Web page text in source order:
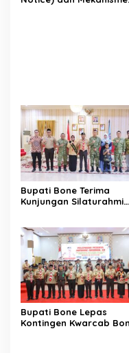
Bupati Bone Terima
Kunjungan Silaturahmi
Bupati Bone Lepas
Kontingen Kwarcab